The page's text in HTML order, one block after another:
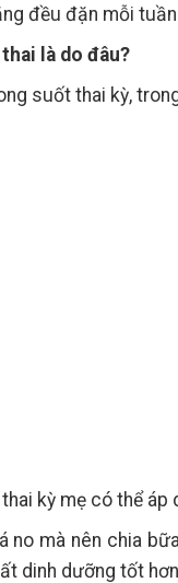
đều đặn mỗi
là do đâu?
suốt thai kỳ,
kỳ mẹ có thể áp
no mà nên chia
dinh dưỡng tốt